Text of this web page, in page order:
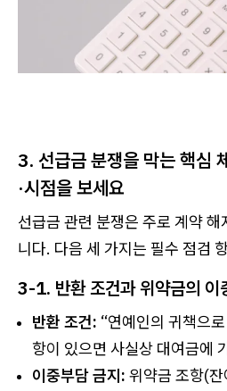
3. 선급금 분쟁을 막는 핵심
·시점을 보세요
선급금 관련 분쟁은 주로 계약
니다. 다음 세 가지는 필수 점검
3-1. 반환 조건과 위약금의 이
반환 조건: “연예인의 귀책으
항이 있으면 사실상 대여금에
이중부담 금지: 위약금 조항(